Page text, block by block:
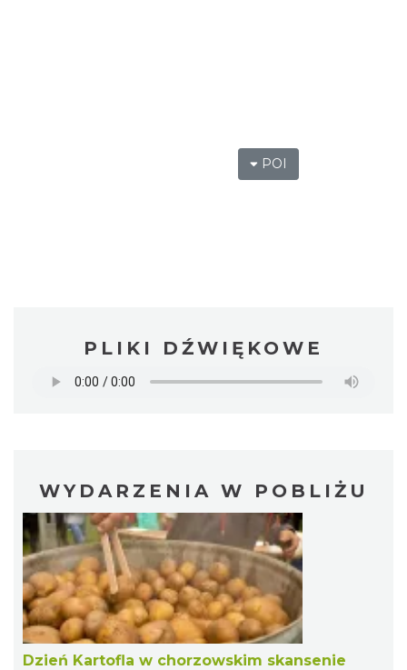
POI
PLIKI DŹWIĘKOWE
WYDARZENIA W POBLIŻU
Dzień Kartofla w chorzowskim skansenie